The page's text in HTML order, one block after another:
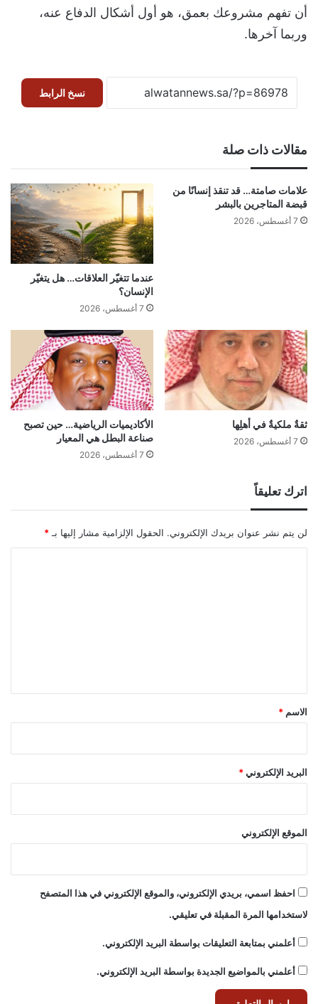
أن تفهم مشروعك بعمق، هو أول أشكال الدفاع عنه،
وربما آخرها.
نسخ الرابط
مقالات ذات صلة
علامات صامتة… قد تنقذ إنسانًا من
قبضة المتاجرين بالبشر
7 أغسطس، 2026
عندما تتغيّر العلاقات… هل يتغيّر
الإنسان؟
7 أغسطس، 2026
ثقةٌ ملكيةٌ في أهلِها
7 أغسطس، 2026
الأكاديميات الرياضية… حين تصبح
صناعة البطل هي المعيار
7 أغسطس، 2026
اترك تعليقاً
لن يتم نشر عنوان بريدك الإلكتروني. الحقول الإلزامية مشار إليها بـ*
*
الاسم *
البريد الإلكتروني*
الموقع الإلكتروني
احفظ اسمي، بريدي الإلكتروني، والموقع الإلكتروني في هذا المتصفح
لاستخدامها المرة المقبلة في تعليقي.
أعلمني بمتابعة التعليقات بواسطة البريد الإلكتروني.
أعلمني بالمواضيع الجديدة بواسطة البريد الإلكتروني.